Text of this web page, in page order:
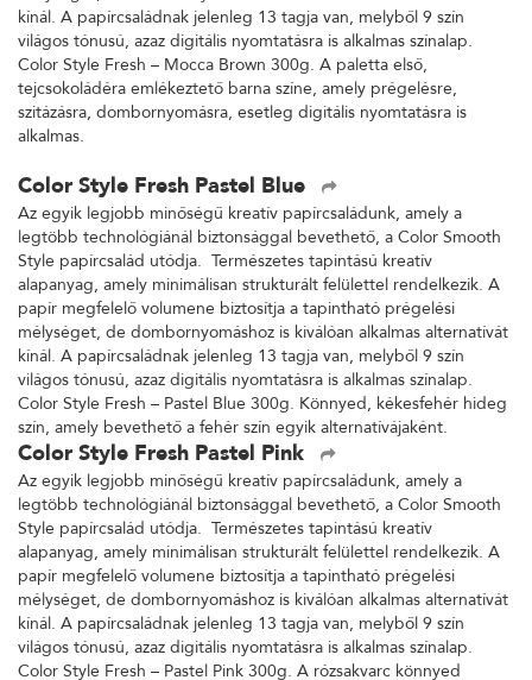
kínál. A papírcsaládnak jelenleg 13 tagja van, melyből 9 szín
világos tónusú, azaz digitális nyomtatásra is alkalmas színalap.
Color Style Fresh – Mocca Brown 300g. A paletta első,
tejcsokoládéra emlékeztető barna színe, amely prégelésre,
szitázásra, dombornyomásra, esetleg digitális nyomtatásra is
alkalmas.
Color Style Fresh Pastel Blue
Az egyik legjobb minőségű kreatív papírcsaládunk, amely a
legtöbb technológiánál biztonsággal bevethető, a Color Smooth
Style papírcsalád utódja. Természetes tapintású kreatív
alapanyag, amely minimálisan strukturált felülettel rendelkezik. A
papír megfelelő volumene biztosítja a tapintható prégelési
mélységet, de dombornyomáshoz is kiválóan alkalmas alternatívát
kínál. A papírcsaládnak jelenleg 13 tagja van, melyből 9 szín
világos tónusú, azaz digitális nyomtatásra is alkalmas színalap.
Color Style Fresh – Pastel Blue 300g. Könnyed, kékesfehér hideg
szín, amely bevethető a fehér szín egyik alternatívájaként.
Color Style Fresh Pastel Pink
Az egyik legjobb minőségű kreatív papírcsaládunk, amely a
legtöbb technológiánál biztonsággal bevethető, a Color Smooth
Style papírcsalád utódja. Természetes tapintású kreatív
alapanyag, amely minimálisan strukturált felülettel rendelkezik. A
papír megfelelő volumene biztosítja a tapintható prégelési
mélységet, de dombornyomáshoz is kiválóan alkalmas alternatívát
kínál. A papírcsaládnak jelenleg 13 tagja van, melyből 9 szín
világos tónusú, azaz digitális nyomtatásra is alkalmas színalap.
Color Style Fresh – Pastel Pink 300g. A rózsakvarc könnyed